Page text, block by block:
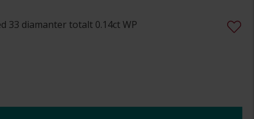
33 diamanter totalt 0.14ct WP